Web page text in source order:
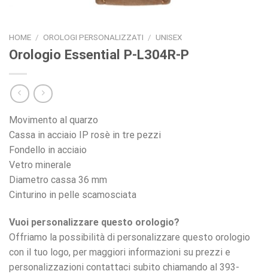
HOME / OROLOGI PERSONALIZZATI / UNISEX
Orologio Essential P-L304R-P
Movimento al quarzo
Cassa in acciaio IP rosè in tre pezzi
Fondello in acciaio
Vetro minerale
Diametro cassa 36 mm
Cinturino in pelle scamosciata
Vuoi personalizzare questo orologio?
Offriamo la possibilità di personalizzare questo orologio
con il tuo logo, per maggiori informazioni su prezzi e
personalizzazioni contattaci subito chiamando al 393-